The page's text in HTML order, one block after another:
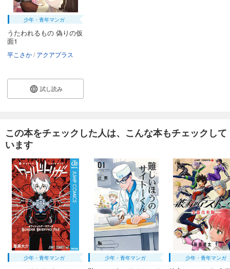
少年・青年マンガ
うたわれるもの 偽りの仮
面1
平こさか アクアプラス
試し読み
この本をチェックした人は、こんな本もチェックして
います
少年・青年マンガ 少年・青年マンガ 少年・青年マンガ